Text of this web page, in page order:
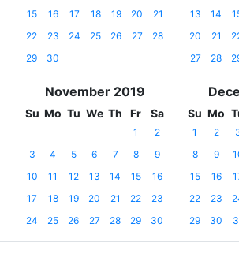
15
16 17 18 19 20
21
22
23 24 25 26 27
28
29
30
13
14
20
21
27
28
November 2019
Su Mo Tu We Th Fr Sa
1
2
3
4 5 6 7 8
9
10
11 12 13 14 15
16
17
18 19 20 21 22
23
24
25 26 27 28 29 30
Su Mo
1 2
8
9
15
16
22
23
29
30